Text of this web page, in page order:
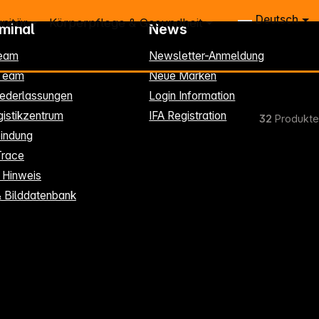
Deutsch
Körperpflege & Gesundheit
32 Produkte
Bilddatenbank
News
Newsletter-Anmeldung
Neue Marken
Login Information
IFA Registration